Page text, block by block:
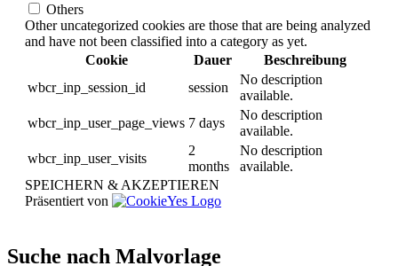
Others
Other uncategorized cookies are those that are being analyzed
and have not been classified into a category as yet.
Cookie
Dauer
Beschreibung
wbcr_inp_session_id
session
No description
available.
wbcr_inp_user_page_views 7 days
No description
available.
wbcr_inp_user_visits
2
months
No description
available.
SPEICHERN & AKZEPTIEREN
Präsentiert von
Suche nach Malvorlage